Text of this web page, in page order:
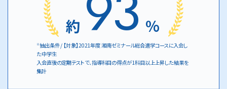
約 %
※抽出条件 / 【対象】2021年度 湘南ゼミナール総合進学コースに入会し
た中学生
入会直後の定期テストで、指導科目の得点が1科目以上上昇した結果を
集計